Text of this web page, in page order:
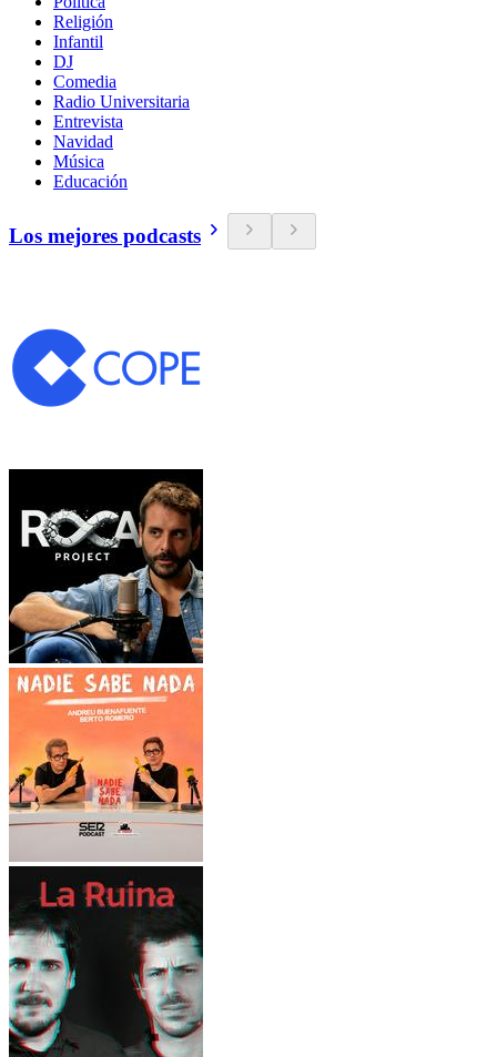
Religión
Infantil
DJ
Comedia
Radio Universitaria
Entrevista
Navidad
Música
Educación
Los mejores podcasts